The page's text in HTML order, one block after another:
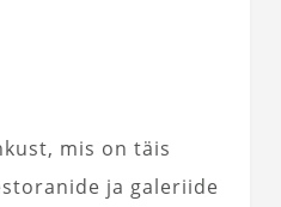
mis on täis
ja galeriide